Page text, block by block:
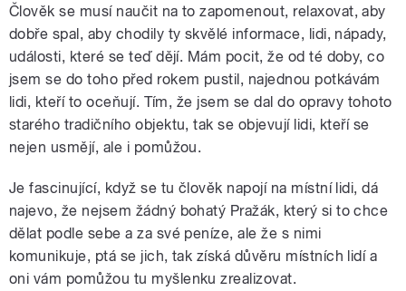
Člověk se musí naučit na to zapomenout, relaxovat, aby
dobře spal, aby chodily ty skvělé informace, lidi, nápady,
události, které se teď dějí. Mám pocit, že od té doby, co
jsem se do toho před rokem pustil, najednou potkávám
lidi, kteří to oceňují. Tím, že jsem se dal do opravy tohoto
starého tradičního objektu, tak se objevují lidi, kteří se
nejen usmějí, ale i pomůžou.
Je fascinující, když se tu člověk napojí na místní lidi, dá
najevo, že nejsem žádný bohatý Pražák, který si to chce
dělat podle sebe a za své peníze, ale že s nimi
komunikuje, ptá se jich, tak získá důvěru místních lidí a
oni vám pomůžou tu myšlenku zrealizovat.